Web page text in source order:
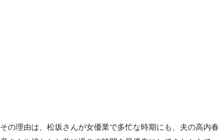
その理由は、松坂さんが女優業で多忙な時期にも、夫の高内春